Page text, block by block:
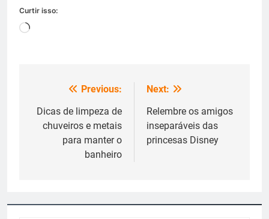
Curtir isso:
Carregando...
Navegação
de
Previous:
Dicas de limpeza de
chuveiros e metais
para manter o
banheiro
Next:
Relembre os amigos
inseparáveis das
princesas Disney